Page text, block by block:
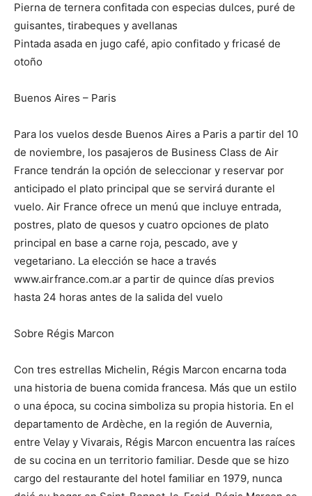
Pierna de ternera confitada con especias dulces, puré de
guisantes, tirabeques y avellanas
Pintada asada en jugo café, apio confitado y fricasé de
otoño
Buenos Aires – Paris
Para los vuelos desde Buenos Aires a Paris a partir del 10
de noviembre, los pasajeros de Business Class de Air
France tendrán la opción de seleccionar y reservar por
anticipado el plato principal que se servirá durante el
vuelo. Air France ofrece un menú que incluye entrada,
postres, plato de quesos y cuatro opciones de plato
principal en base a carne roja, pescado, ave y
vegetariano. La elección se hace a través
www.airfrance.com.ar a partir de quince días previos
hasta 24 horas antes de la salida del vuelo
Sobre Régis Marcon
Con tres estrellas Michelin, Régis Marcon encarna toda
una historia de buena comida francesa. Más que un estilo
o una época, su cocina simboliza su propia historia. En el
departamento de Ardèche, en la región de Auvernia,
entre Velay y Vivarais, Régis Marcon encuentra las raíces
de su cocina en un territorio familiar. Desde que se hizo
cargo del restaurante del hotel familiar en 1979, nunca